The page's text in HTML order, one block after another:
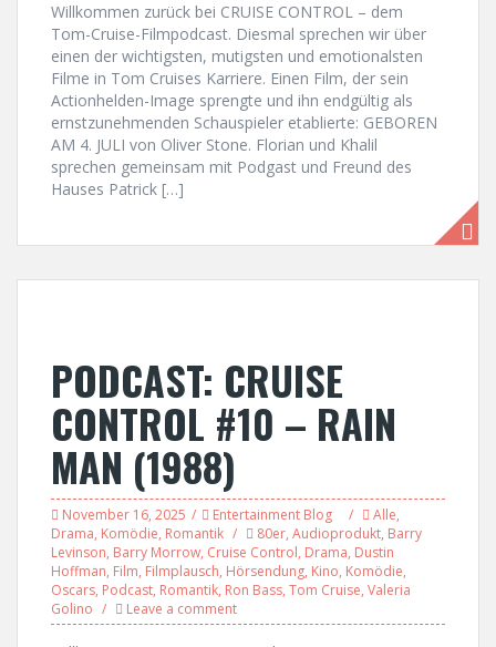
Willkommen zurück bei CRUISE CONTROL – dem
Tom-Cruise-Filmpodcast. Diesmal sprechen wir über
einen der wichtigsten, mutigsten und emotionalsten
Filme in Tom Cruises Karriere. Einen Film, der sein
Actionhelden-Image sprengte und ihn endgültig als
ernstzunehmenden Schauspieler etablierte: GEBOREN
AM 4. JULI von Oliver Stone. Florian und Khalil
sprechen gemeinsam mit Podgast und Freund des
Hauses Patrick […]
PODCAST: CRUISE
CONTROL #10 – RAIN
MAN (1988)
November 16, 2025 Entertainment Blog Alle,
Drama, Komödie, Romantik 80er, Audioprodukt, Barry
Levinson, Barry Morrow, Cruise Control, Drama, Dustin
Hoffman, Film, Filmplausch, Hörsendung, Kino, Komödie,
Oscars, Podcast, Romantik, Ron Bass, Tom Cruise, Valeria
Golino
Leave a comment